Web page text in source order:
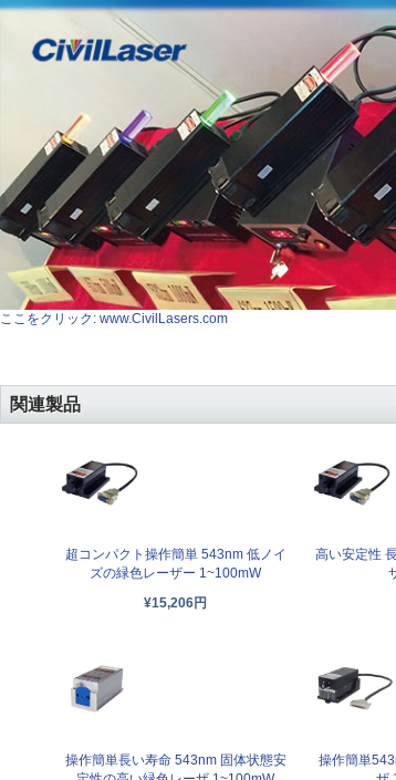
ここをクリック: www.CivilLasers.com
関連製品
超コンパクト操作簡単 543nm 低ノイ
ズの緑色レーザー 1~100mW
¥15,206円
高い安定性
操作簡単長い寿命 543nm 固体状態安
操作簡単